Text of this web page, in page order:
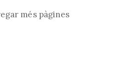
més pàgines